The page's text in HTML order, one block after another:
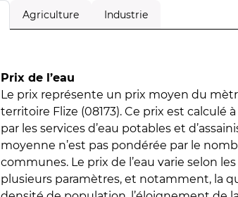
Agriculture Industrie
Prix de l’eau
Le prix représente un prix moyen du
territoire Flize (08173). Ce prix est calculé
par les services d’eau potables et
moyenne n’est pas pondérée par le
communes. Le prix de l’eau varie selon
plusieurs paramètres, et notamment, la